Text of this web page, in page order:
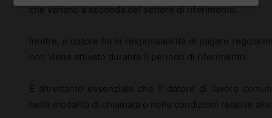
che variano a seconda del settore di riferimento.
Inoltre, il datore ha la responsabilità di pagare
non viene attivato durante il periodo di riferimento.
È altrettanto essenziale che il datore di lavoro
nelle modalità di chiamata o nelle condizioni relative